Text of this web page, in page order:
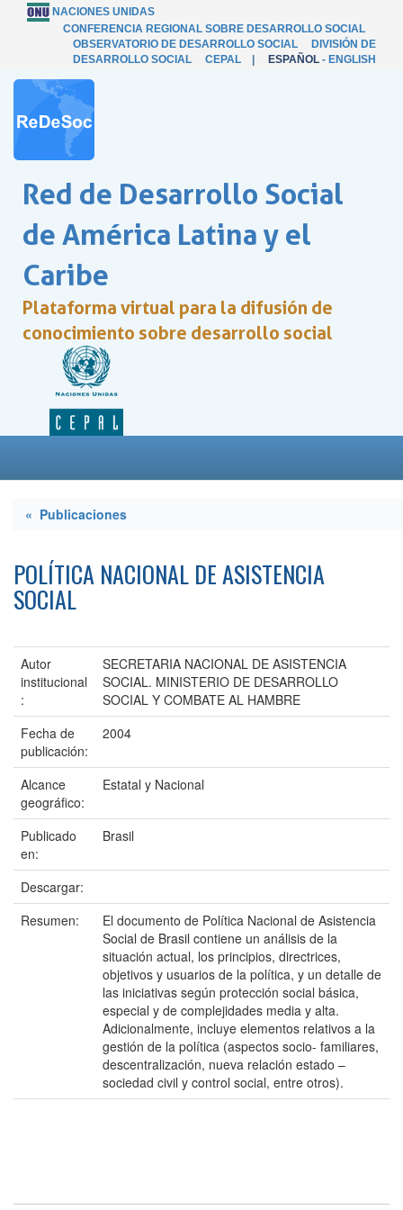
NACIONES UNIDAS
CONFERENCIA REGIONAL SOBRE DESARROLLO SOCIAL
OBSERVATORIO DE DESARROLLO SOCIAL
DIVISIÓN DE
DESARROLLO SOCIAL
CEPAL ESPAÑOL - ENGLISH
Red de Desarrollo Social
de América Latina y el
Caribe
Plataforma virtual para la difusión de
conocimiento sobre desarrollo social
« Publicaciones
POLÍTICA NACIONAL DE ASISTENCIA
SOCIAL
Autor
institucional
:
SECRETARIA NACIONAL DE ASISTENCIA
SOCIAL. MINISTERIO DE DESARROLLO
SOCIAL Y COMBATE AL HAMBRE
Fecha de
publicación:
2004
Alcance
geográfico:
Estatal y Nacional
Publicado
en:
Brasil
Descargar:
Resumen:
El documento de Política Nacional de Asistencia
Social de Brasil contiene un análisis de la
situación actual, los principios, directrices,
objetivos y usuarios de la política, y un detalle de
las iniciativas según protección social básica,
especial y de complejidades media y alta.
Adicionalmente, incluye elementos relativos a la
gestión de la política (aspectos socio- familiares,
descentralización, nueva relación estado –
sociedad civil y control social, entre otros).